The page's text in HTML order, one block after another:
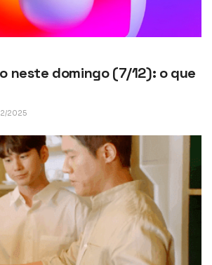
neste domingo (7/12): o que
2025